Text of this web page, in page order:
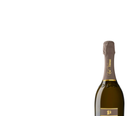
+
AGGIUNGI
CARRELLO